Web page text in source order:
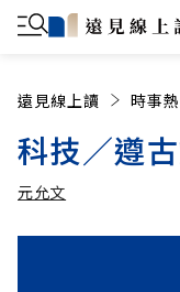
遠見線上讀 時事
科技／遵
元允文